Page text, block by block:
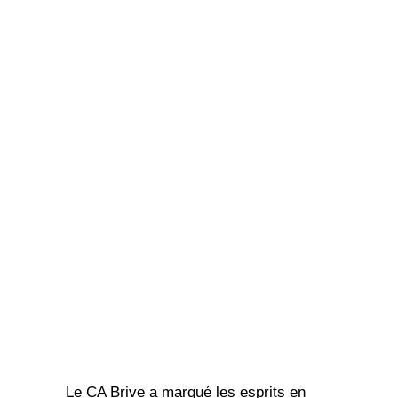
Le CA Brive a marqué les esprits en